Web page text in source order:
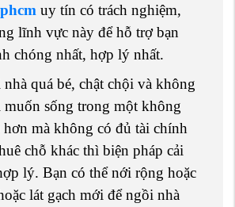
uy tín có trách nghiệm,
lĩnh vực này để hỗ trợ bạn
chóng nhất, hợp lý nhất.
quá bé, chật chội và không
sống trong một không
hơn mà không có đủ tài chính
chỗ khác thì biện pháp cải
lý. Bạn có thể nới rộng hoặc
lát gạch mới để ngồi nhà